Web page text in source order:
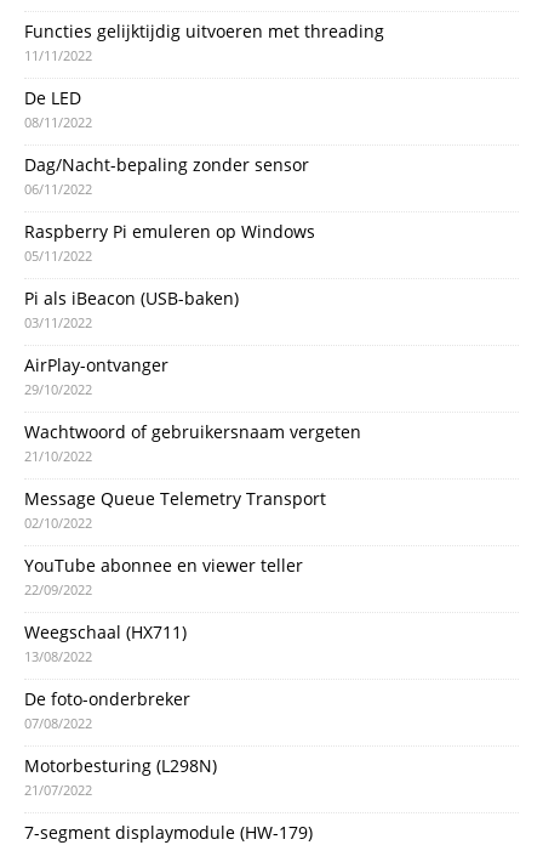
Functies gelijktijdig uitvoeren met threading
11/11/2022
De LED
08/11/2022
Dag/Nacht-bepaling zonder sensor
06/11/2022
Raspberry Pi emuleren op Windows
05/11/2022
Pi als iBeacon (USB-baken)
03/11/2022
AirPlay-ontvanger
29/10/2022
Wachtwoord of gebruikersnaam vergeten
21/10/2022
Message Queue Telemetry Transport
02/10/2022
YouTube abonnee en viewer teller
22/09/2022
Weegschaal (HX711)
13/08/2022
De foto-onderbreker
07/08/2022
Motorbesturing (L298N)
21/07/2022
7-segment displaymodule (HW-179)